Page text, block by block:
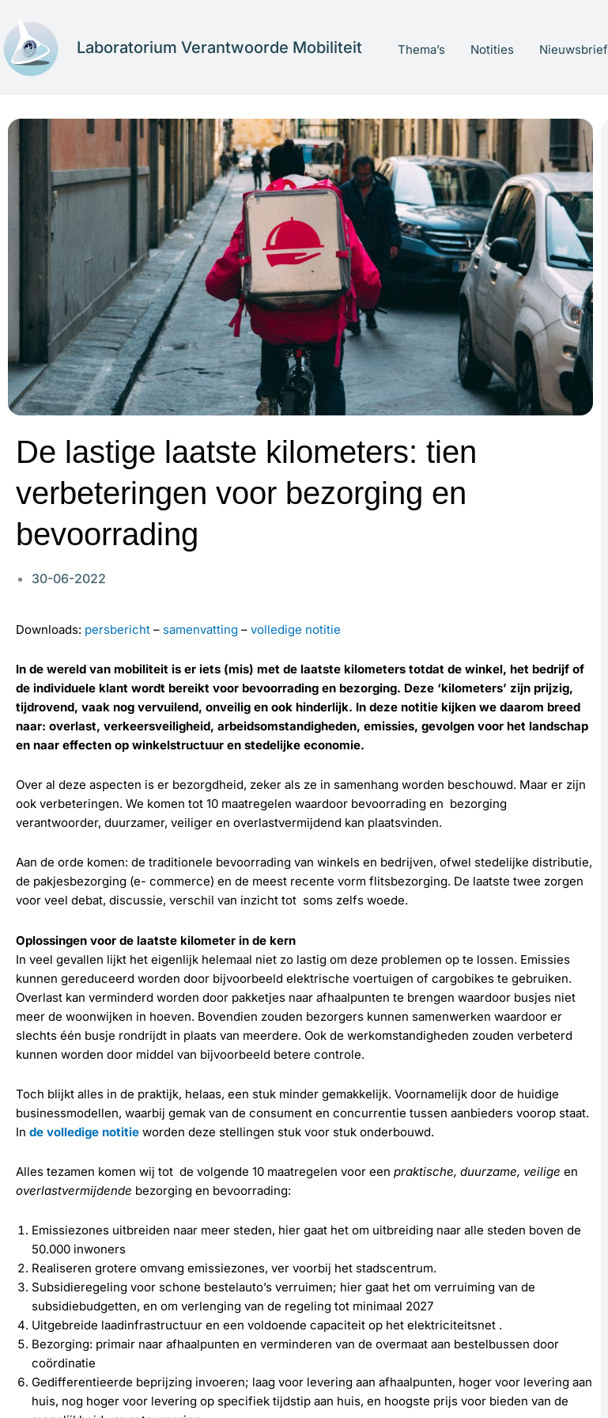
content
Laboratorium Verantwoorde Mobiliteit Thema’s Notities Nieuwsbrief
De lastige laatste kilometers: tien
verbeteringen voor bezorging en
bevoorrading
30-06-2022
Downloads: persbericht – samenvatting – volledige notitie
In de wereld van mobiliteit is er iets (mis) met de laatste kilometers totdat de winkel, het bedrijf of
de individuele klant wordt bereikt voor bevoorrading en bezorging. Deze ‘kilometers’ zijn prijzig,
tijdrovend, vaak nog vervuilend, onveilig en ook hinderlijk. In deze notitie kijken we daarom breed
naar: overlast, verkeersveiligheid, arbeidsomstandigheden, emissies, gevolgen voor het landschap
en naar effecten op winkelstructuur en stedelijke economie.
Over al deze aspecten is er bezorgdheid, zeker als ze in samenhang worden beschouwd. Maar er zijn
ook verbeteringen. We komen tot 10 maatregelen waardoor bevoorrading en bezorging
verantwoorder, duurzamer, veiliger en overlastvermijdend kan plaatsvinden.
Aan de orde komen: de traditionele bevoorrading van winkels en bedrijven, ofwel stedelijke distributie,
de pakjesbezorging (e- commerce) en de meest recente vorm flitsbezorging. De laatste twee zorgen
voor veel debat, discussie, verschil van inzicht tot soms zelfs woede.
Oplossingen voor de laatste kilometer in de kern
In veel gevallen lijkt het eigenlijk helemaal niet zo lastig om deze problemen op te lossen. Emissies
kunnen gereduceerd worden door bijvoorbeeld elektrische voertuigen of cargobikes te gebruiken.
Overlast kan verminderd worden door pakketjes naar afhaalpunten te brengen waardoor busjes niet
meer de woonwijken in hoeven. Bovendien zouden bezorgers kunnen samenwerken waardoor er
slechts één busje rondrijdt in plaats van meerdere. Ook de werkomstandigheden zouden verbeterd
kunnen worden door middel van bijvoorbeeld betere controle.
Toch blijkt alles in de praktijk, helaas, een stuk minder gemakkelijk. Voornamelijk door de huidige
businessmodellen, waarbij gemak van de consument en concurrentie tussen aanbieders voorop staat.
In de volledige notitie worden deze stellingen stuk voor stuk onderbouwd.
Alles tezamen komen wij tot de volgende 10 maatregelen voor een praktische, duurzame, veilige en
overlastvermijdende bezorging en bevoorrading:
Emissiezones uitbreiden naar meer steden, hier gaat het om uitbreiding naar alle steden boven de
50.000 inwoners
Realiseren grotere omvang emissiezones, ver voorbij het stadscentrum.
Subsidieregeling voor schone bestelauto’s verruimen; hier gaat het om verruiming van de
subsidiebudgetten, en om verlenging van de regeling tot minimaal 2027
Uitgebreide laadinfrastructuur en een voldoende capaciteit op het elektriciteitsnet .
Bezorging: primair naar afhaalpunten en verminderen van de overmaat aan bestelbussen door
coördinatie
Gedifferentieerde beprijzing invoeren; laag voor levering aan afhaalpunten, hoger voor levering aan
huis, nog hoger voor levering op specifiek tijdstip aan huis, en hoogste prijs voor bieden van de